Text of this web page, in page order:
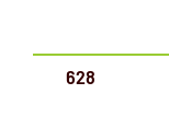
628